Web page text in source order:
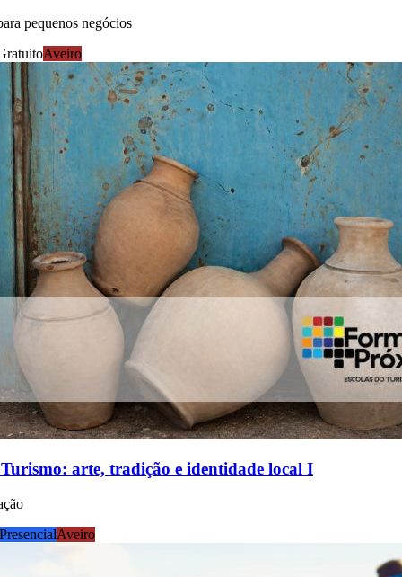
pequenos negócios
Aveiro
arte, tradição e identidade local I
Aveiro